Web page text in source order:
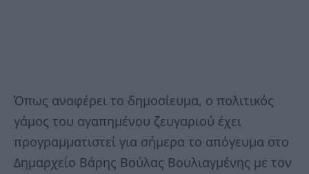
Όπως αναφέρει το δημοσίευμα, ο πολιτικός
γάμος του αγαπημένου ζευγαριού έχει
προγραμματιστεί για σήμερα το απόγευμα στο
Δημαρχείο Βάρης Βούλας Βουλιαγμένης με τον